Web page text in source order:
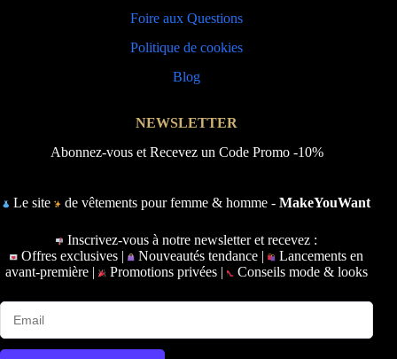
Foire aux Questions
Politique de cookies
Blog
NEWSLETTER
Abonnez-vous et Recevez un Code Promo -10%
Le site de vêtements pour femme & homme -MakeYouWant
Inscrivez-vous à notre newsletter et recevez :
Offres exclusives |
Nouveautés tendance |
Lancements en
avant-première | Promotions privées | Conseils mode & looks